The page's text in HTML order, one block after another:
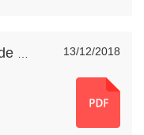
13/12/2018